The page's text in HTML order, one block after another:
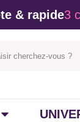
& rapide3